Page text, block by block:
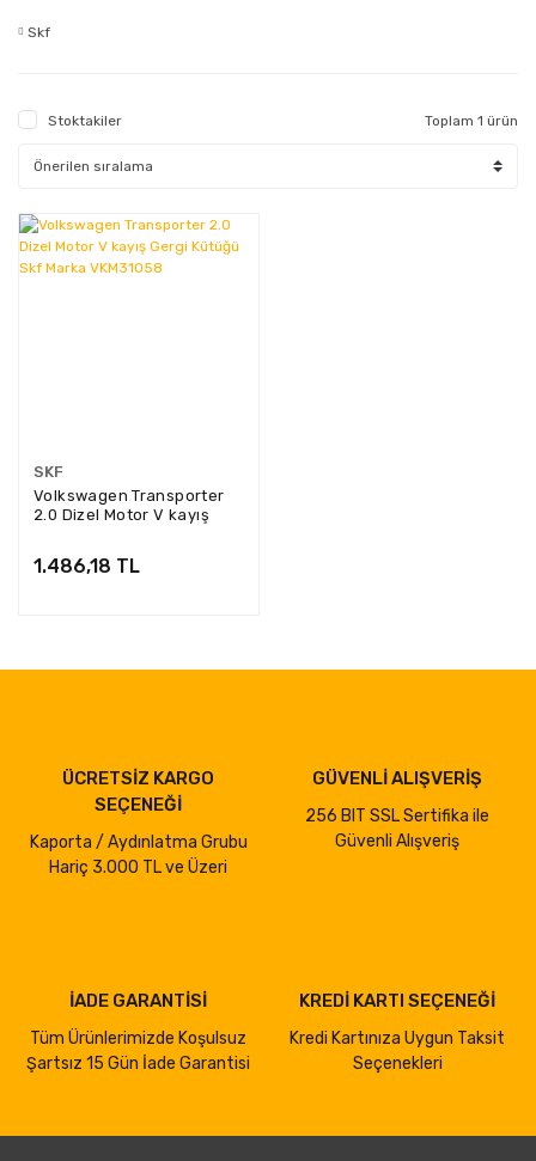
Skf
Stoktakiler Toplam 1 ürün
SKF
Volkswagen Transporter
2.0 Dizel Motor V kayış
1.486,18 TL
ÜCRETSİZ KARGO
SEÇENEĞİ
Kaporta / Aydınlatma Grubu
Hariç 3.000 TL ve Üzeri
GÜVENLİ ALIŞVERİŞ
256 BIT SSL Sertifika ile
Güvenli Alışveriş
İADE GARANTİSİ
Tüm Ürünlerimizde Koşulsuz
Şartsız 15 Gün İade Garantisi
KREDİ KARTI SEÇENEĞİ
Kredi Kartınıza Uygun Taksit
Seçenekleri